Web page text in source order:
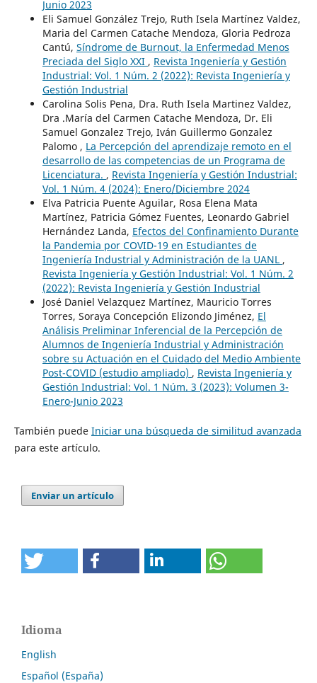
Junio 2023
Eli Samuel González Trejo, Ruth Isela Martínez Valdez,
Maria del Carmen Catache Mendoza, Gloria Pedroza
Cantú, Síndrome de Burnout, la Enfermedad Menos
Preciada del Siglo XXI , Revista Ingeniería y Gestión
Industrial: Vol. 1 Núm. 2 (2022): Revista Ingeniería y
Gestión Industrial
Carolina Solis Pena, Dra. Ruth Isela Martinez Valdez,
Dra .María del Carmen Catache Mendoza, Dr. Eli
Samuel Gonzalez Trejo, Iván Guillermo Gonzalez
Palomo , La Percepción del aprendizaje remoto en el
desarrollo de las competencias de un Programa de
Licenciatura. , Revista Ingeniería y Gestión Industrial:
Vol. 1 Núm. 4 (2024): Enero/Diciembre 2024
Elva Patricia Puente Aguilar, Rosa Elena Mata
Martínez, Patricia Gómez Fuentes, Leonardo Gabriel
Hernández Landa, Efectos del Confinamiento Durante
la Pandemia por COVID-19 en Estudiantes de
Ingeniería Industrial y Administración de la UANL ,
Revista Ingeniería y Gestión Industrial: Vol. 1 Núm. 2
(2022): Revista Ingeniería y Gestión Industrial
José Daniel Velazquez Martínez, Mauricio Torres
Torres, Soraya Concepción Elizondo Jiménez, El
Análisis Preliminar Inferencial de la Percepción de
Alumnos de Ingeniería Industrial y Administración
sobre su Actuación en el Cuidado del Medio Ambiente
Post-COVID (estudio ampliado) , Revista Ingeniería y
Gestión Industrial: Vol. 1 Núm. 3 (2023): Volumen 3-
Enero-Junio 2023
También puede Iniciar una búsqueda de similitud avanzada
para este artículo.
Enviar un artículo
Idioma
English
Español (España)